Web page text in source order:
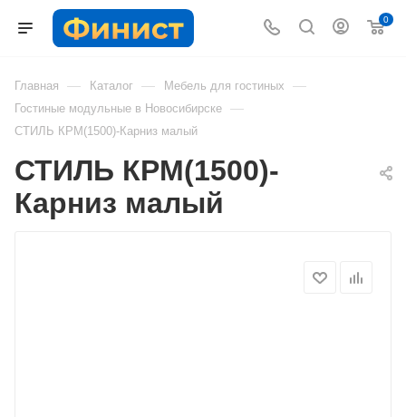
0
Главная — Каталог — Мебель для гостиных —
Гостиные модульные в Новосибирске —
СТИЛЬ КРМ(1500)-Карниз малый
СТИЛЬ КРМ(1500)-
Карниз малый